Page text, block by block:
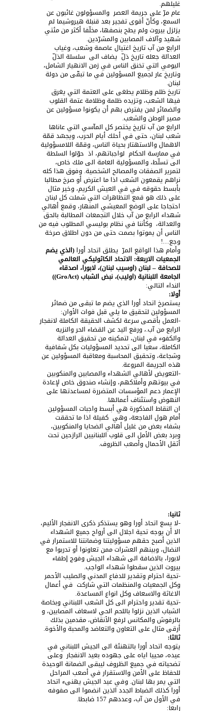
غليلهم.
عام مرّ على جريمة العصر والمسؤولون غائبون عن
السمع، وكأنّ أقوى تفجير بعد قنبلة هيروشيما لم
يزلزل بيروت ولم يطح بنصفها، مخلّفا أكثر من مئتي
شهيد وآﻻف المصابين والمشرّدين.
الرابع من آب تاريخ اغتيال عاصمة وشعب، وغياب
العدالة جعله تاريخ ذلّ يضاف الى سلسلة الذلّ
اليومي التي تخنق الناس في زمن الانهيار الشامل،
وتاريخ عار لجميع المسؤولين في ما تبقّى من دولة
لبنان.
تاريخ ظلم وظلام يطغى على العتمة التي يغرق
فيها الشعب، وتزيده ظلمة وظلامة عتمة القلوب
والضمائر لمن يفترض بهم أن يكونوا مسؤولين عن
مصير الوطن والشعب.
الرابع من آب تاريخ يختصر كل المآسي التي عاناها
شعب لبنان، حتى في أحلك أيام الحرب، ويجسّد قمّة
الاهمال والاستهتار بحياة الناس، وقمّة اللامسؤولية
في ممارسة الحكام لواجباتهم، اذ حوّلوا السلطة
الى تسلّط، والمسؤولية العامة الى ملك خاص،
لتمرير الصفقات والمصالح الشخصية. وفوق هذا كله
نراهم يقمعون الشعب اذا ما اعترض أو صرخ مطالبا
بأبسط حقوقه في في العيش الكريم، وخير مثال
على ذلك هو قمع التظاهرات التي شملت كل لبنان
احتجاجا على الوضع المعيشي المنهار، وقمع أهالي
شهداء الرابع من آب خلال التجمعات المطالبة بالحق
والعدالة، وكأننا في نظام بوليسي المطلوب فيه من
الناس أن يموتوا بصمت حتى من دون اطلاق صرخة
وجع…!
وأمام هذا الواقع المرّ يطلق اتحاد أورا (الذي يضم
الجمعيات الاربعة: الاتحاد الكاثوليكي العالمي
للصحافة – لبنان (اوسيب لبنان)، لابورا، اصدقاء
الجامعة اللبنانية (اوليب)، نبض الشباب(GroAct)
)
النداء التالي:
أوﻻ:
يستصرخ اتحاد أورا الذي يضم ما تبقى من ضمائر
المسؤولين لتحقيق ما يلي قبل فوات اﻷوان:
-العمل بأقصى سرعة لكشف الحقيقة الكاملة لانفجار
الرابع من آب.، ورفع اليد عن القضاء الحر والنزيه
والكفوء في لبنان، لتمكينه من تحقيق العدالة
الكاملة، سعيا الى تحديد المسؤوليات بكل شفافية
وشجاعة، وتحقيق المحاسبة ومعاقبة المسؤولين عن
هذه الجريمة المروعة.
-التعويض ﻷهالي الشهداء والمصابين والمنكوبين
في بيوتهم وأملاكهم، وإنشاء صندوق خاص لإعادة
الإعمار دعم المؤسسات المتضررة لمساعدتها على
النهوض واستئناف أعمالها.
ان النقاط المذكورة هي أبسط واجبات المسؤولين
أمام هول الفاجعة، وهي كفيلة اذا ما تحققت
بشفاء بعض من غليل أهالي الضحايا والمنكوبين،
وبرد بعض اﻷمل الى قلوب اللبنانيين الرازحين تحت
أثقل اﻷحمال وأصعب الظروف.
ثانيا:
-ﻻ يسع اتحاد أورا وهو يستذكر ذكرى الانفجار اﻷليم،
اﻻ أن يوجه تحية اجلال الى أرواح جميع الشهداء
الذين أصبح حقهم مسؤوليتنا وضمانتنا للاستمرار في
النضال، وبينهم العشرات ممن تعاونوا أو تدربوا مع
لابورا، بالاضافة الى شهداء الجيش وفوج إطفاء
بيروت الذين سقطوا شهداء الواجب.
-تحية احترام وتقدير للدفاع المدني والصليب الأحمر
وكل الجمعيات والمنظمات التي شاركت في أعمال
الاغاثة والاسعاف وكل انواع المساعدة.
-تحية تقدير واحترام الى كل الشعب اللبناني وبخاصة
الشباب الذين نزلوا باللحم الحي لاسعاف المصابين، و
بالرفوش والمكانس لرفع اﻷنقاض، مقدمين بذلك
أرقى مثال على التعاون والتعاضد والمحبة والأخوة.
ثالثا:
يتوجه اتحاد أورا بالتهنئة الى الجيش اللبناني في
عيده، محييا اياه على جهوده بعيد الانفجار وعلى
تضحياته في جميع الظروف ليبقى الضمانة الوحيدة
للحفاظ على اﻷمن والاستقرار في أصعب المراحل
التي يمر بها لبنان. وفي عيد الجيش يهنىء اتحاد
أورا كذلك الضباط الجدد الذين انضموا الى صفوفه
في الأول من آب، وعددهم 157 ضابطا.
رابعا: